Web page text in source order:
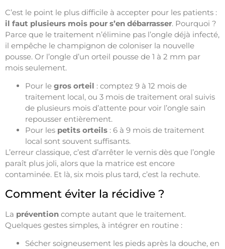
C’est le point le plus difficile à accepter pour les patients :
il faut plusieurs mois pour s’en débarrasser. Pourquoi ?
Parce que le traitement n’élimine pas l’ongle déjà infecté,
il empêche le champignon de coloniser la nouvelle
pousse. Or l’ongle d’un orteil pousse de 1 à 2 mm par
mois seulement.
Pour le gros orteil : comptez 9 à 12 mois de
traitement local, ou 3 mois de traitement oral suivis
de plusieurs mois d’attente pour voir l’ongle sain
repousser entièrement.
Pour les petits orteils : 6 à 9 mois de traitement
local sont souvent suffisants.
L’erreur classique, c’est d’arrêter le vernis dès que l’ongle
paraît plus joli, alors que la matrice est encore
contaminée. Et là, six mois plus tard, c’est la rechute.
Comment éviter la récidive ?
La prévention compte autant que le traitement.
Quelques gestes simples, à intégrer en routine :
Sécher soigneusement les pieds après la douche, en